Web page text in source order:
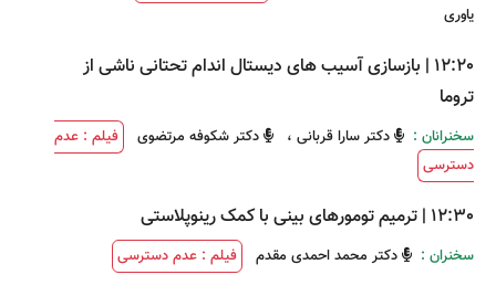
یاوری
12:20
| بازسازی آسیب های دیستال اندام تحتانی ناشی از
تروما
سخنرانان : دکتر سارا قربانی ، دکتر شکوفه مرتضوی
فیلم : عدم
دسترسی
12:30
| ترمیم تومورهای بینی با کمک رینوپلاستی
سخنران : دکتر محمد احمدی مقدم فیلم : عدم دسترسی